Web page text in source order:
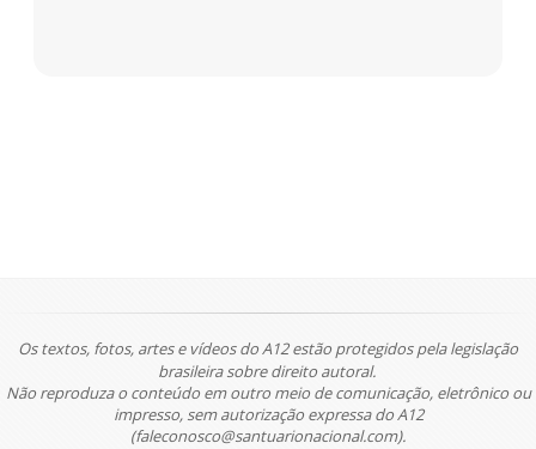
Os textos, fotos, artes e vídeos do A12 estão protegidos pela legislação
brasileira sobre direito autoral.
Não reproduza o conteúdo em outro meio de comunicação, eletrônico ou
impresso, sem autorização expressa do A12
(faleconosco@santuarionacional.com).